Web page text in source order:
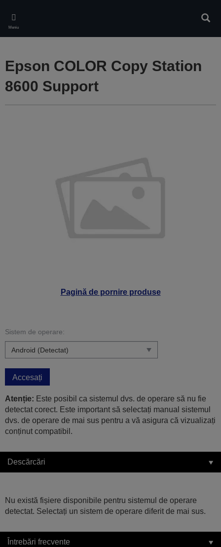
main
content
Meniu
Pagină de pornire produse
Epson COLOR Copy Station
8600 Support
Sistem de operare:
Accesați
Atenție: Este posibil ca sistemul dvs. de operare să nu fie
detectat corect. Este important să selectați manual sistemul
dvs. de operare de mai sus pentru a vă asigura că vizualizați
conținut compatibil.
Descărcări
Nu există fișiere disponibile pentru sistemul de operare
detectat. Selectați un sistem de operare diferit de mai sus.
Întrebări frecvente